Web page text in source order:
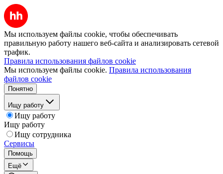
Мы используем файлы cookie, чтобы обеспечивать
правильную работу нашего веб-сайта и анализировать сетевой
трафик.
Правила использования файлов cookie
Мы используем файлы cookie. Правила использования
файлов cookie
Понятно
Ищу работу
Ищу работу
Ищу работу
Ищу сотрудника
Сервисы
Помощь
Ещё